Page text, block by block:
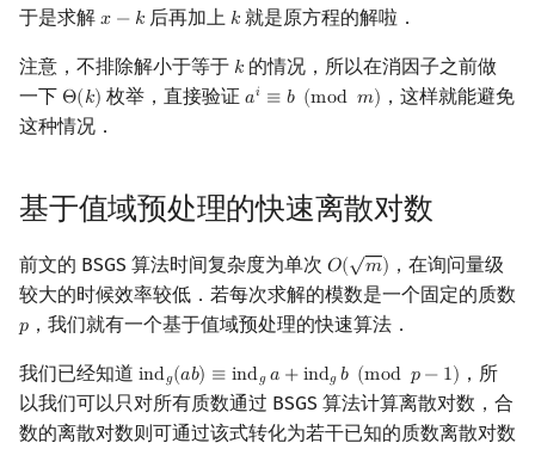
于是求解 𝑥 − 𝑘
x−k 后再加上 𝑘
k 就是原方程的解啦．
注意，不排除解小于等于 𝑘
k 的情况，所以在消因子之前做
一下 Θ(𝑘)
Θ(k) 枚举，直接验证𝑎𝑖 ≡ 𝑏 (mod 𝑚)
ai ≡b (modm)
，这样就能避免
这种情况．
基于值域预处理的快速离散对数
前文的 BSGS 算法时间复杂度为单次 𝑂(
√
𝑚)
O(m)
，在询问量级
较大的时候效率较低．若每次求解的模数是一个固定的质数
𝑝
p ，我们就有一个基于值域预处理的快速算法．
我们已经知道 ind𝑔(𝑎𝑏) ≡ ind𝑔 𝑎 +ind𝑔 𝑏 (mod 𝑝− 1)
indg(ab ≡indga+ indgb(modp−1 )
，所
以我们可以只对所有质数通过 BSGS 算法计算离散对数，合
数的离散对数则可通过该式转化为若干已知的质数离散对数